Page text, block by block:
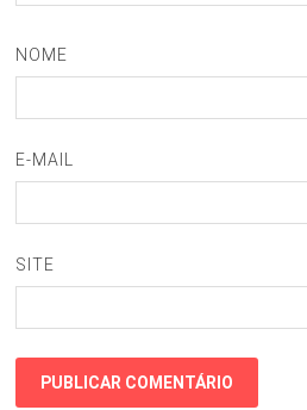
NOME
E-MAIL
SITE